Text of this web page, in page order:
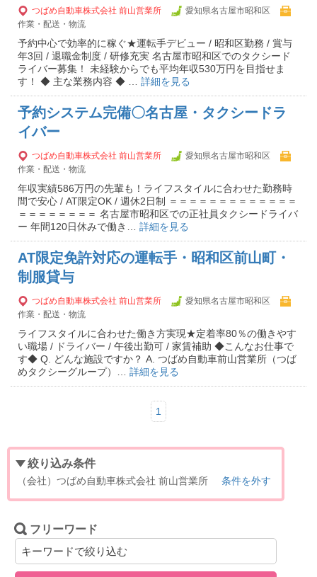
つばめ自動車株式会社 前山営業所
愛知県名古屋市昭和区
作業・配送・物流
予約中心で効率的に稼ぐ★運転手デビュー / 昭和区勤務 / 賞与
年3回 / 退職金制度 / 研修充実 名古屋市昭和区でのタクシード
ライバー募集！ 未経験からでも平均年収530万円を目指せま
す！ ◆ 主な業務内容 ◆ … 詳細を見る
予約システム完備〇名古屋・タクシードラ
イバー
つばめ自動車株式会社 前山営業所
愛知県名古屋市昭和区
作業・配送・物流
年収実績586万円の先輩も！ライフスタイルに合わせた勤務時
間で安心 / AT限定OK / 週休2日制 ＝＝＝＝＝＝＝＝＝＝＝＝＝
＝＝＝＝＝＝＝＝ 名古屋市昭和区での正社員タクシードライバ
ー 年間120日休みで働き… 詳細を見る
AT限定免許対応の運転手・昭和区前山町・
制服貸与
つばめ自動車株式会社 前山営業所
愛知県名古屋市昭和区
作業・配送・物流
ライフスタイルに合わせた働き方実現★定着率80％の働きやす
い職場 / ドライバー / 午後出勤可 / 家賃補助 ◆こんなお仕事で
す◆ Q. どんな施設ですか？ A. つばめ自動車前山営業所（つば
めタクシーグループ）… 詳細を見る
1
絞り込み条件
（会社）つばめ自動車株式会社 前山営業所 条件を外す
フリーワード